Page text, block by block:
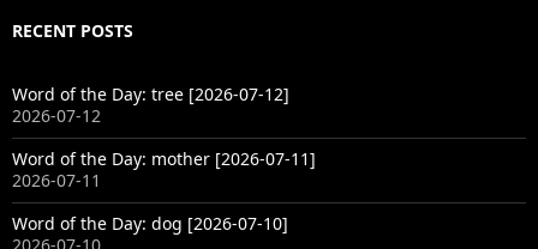
RECENT POSTS
Word of the Day: tree [2026-07-12]
2026-07-12
Word of the Day: mother [2026-07-11]
2026-07-11
Word of the Day: dog [2026-07-10]